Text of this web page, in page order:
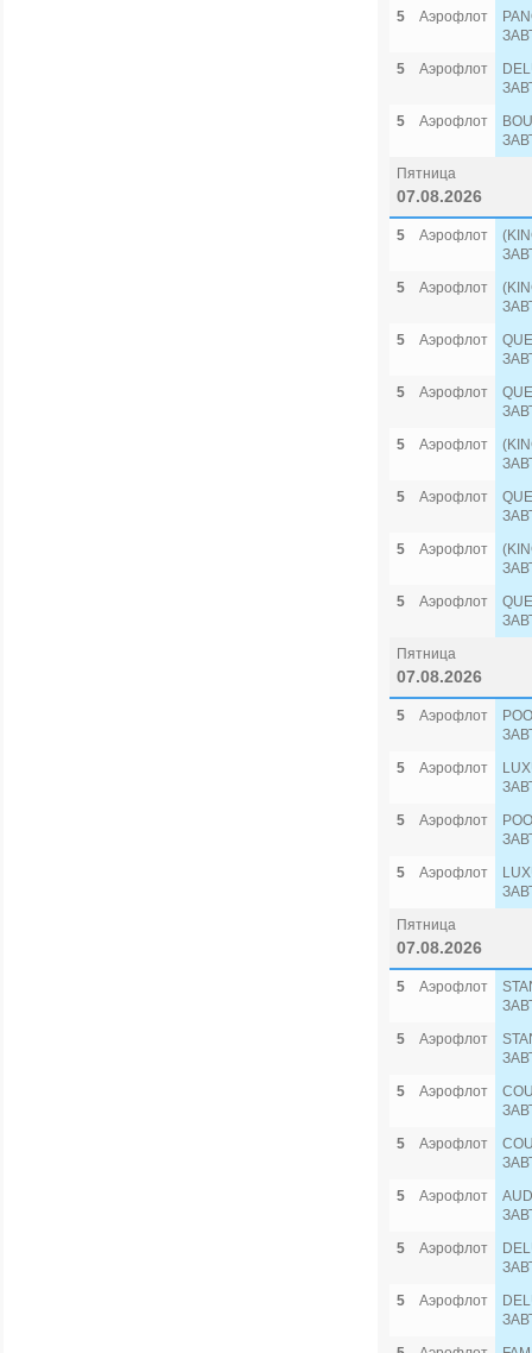
5
Аэрофлот
5
Аэрофлот
5
Аэрофлот
Пятница
07.08.2026
5 Аэрофлот
5
Аэрофлот
5
Аэрофлот
5
Аэрофлот
5
Аэрофлот
5
Аэрофлот
5
Аэрофлот
5
Аэрофлот
Пятница
07.08.2026
5 Аэрофлот
5
Аэрофлот
5
Аэрофлот
5
Аэрофлот
Пятница
07.08.2026
5 Аэрофлот
5
Аэрофлот
5
Аэрофлот
5
Аэрофлот
5
Аэрофлот
5
Аэрофлот
5
Аэрофлот